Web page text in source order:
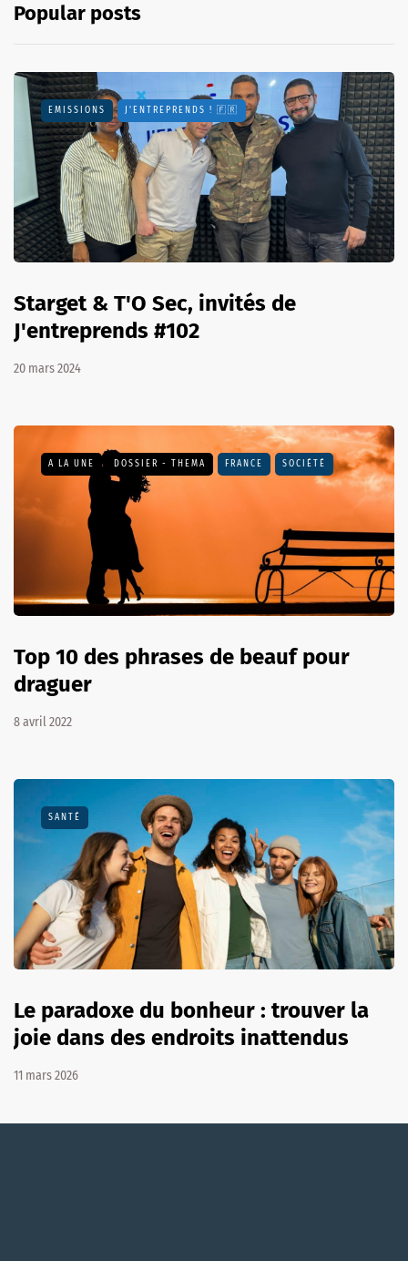
Popular posts
EMISSIONS J'ENTREPRENDS ! 🇫🇷
Starget & T'O Sec, invités de
J'entreprends #102
20 mars 2024
A LA UNE DOSSIER - THEMA FRANCE SOCIÉTÉ
Top 10 des phrases de beauf pour
draguer
8 avril 2022
SANTÉ
Le paradoxe du bonheur : trouver la
joie dans des endroits inattendus
11 mars 2026